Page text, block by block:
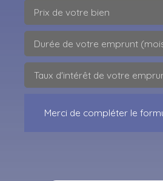
Prix de votre bien
Durée de votre emprunt
Taux d'intérêt de votre
Merci de compléter le